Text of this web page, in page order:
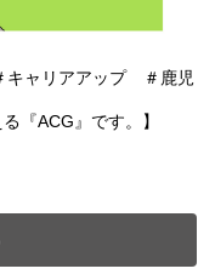
ャリアアップ ＃鹿児
『ACG』です。】
などIT事業を展開。
頂ける方を募集してい